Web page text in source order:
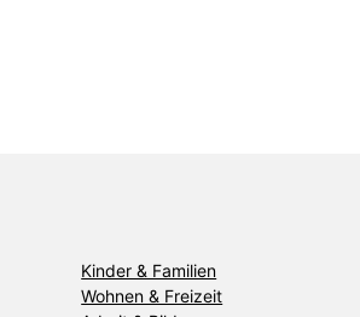
Kinder & Familien
Wohnen & Freizeit